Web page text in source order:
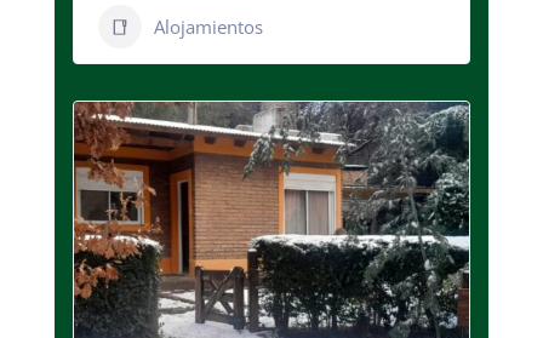
Alojamientos